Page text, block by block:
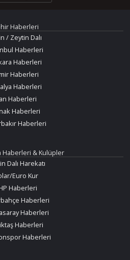
Haberleri
/ Zeytin Dalı
Haberleri
Haberleri
Haberleri
Haberleri
Haberleri
Haberleri
Haberleri
Haberleri & Kulüpler
Dalı Harekatı
Euro Kur
Haberleri
Haberleri
Haberleri
Haberleri
Haberleri